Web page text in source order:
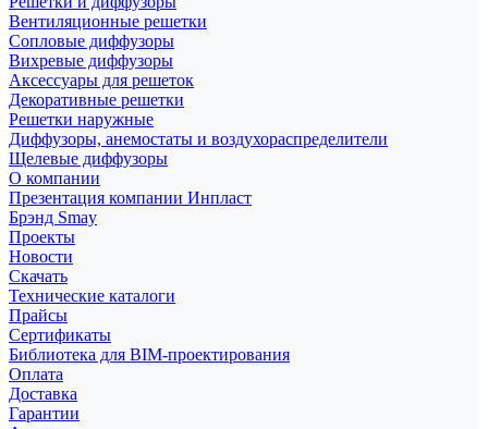
Вентиляционные решетки
Сопловые диффузоры
Вихревые диффузоры
Аксессуары для решеток
Декоративные решетки
Решетки наружные
Диффузоры, анемостаты и воздухораспределители
Щелевые диффузоры
О компании
Презентация компании Инпласт
Брэнд Smay
Проекты
Новости
Скачать
Технические каталоги
Прайсы
Сертификаты
Библиотека для BIM-проектирования
Оплата
Доставка
Гарантии